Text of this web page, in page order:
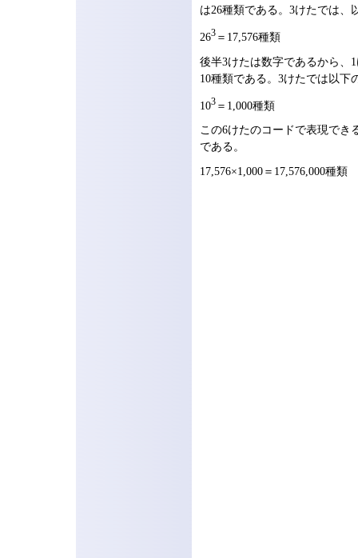
は26種類である。3けたでは、
263 ＝17,576種類
後半3けたは数字であるから、
10種類である。3けたでは以下
103 ＝1,000種類
この6けたのコードで表現でき
である。
17,576×1,000＝17,576,000種類